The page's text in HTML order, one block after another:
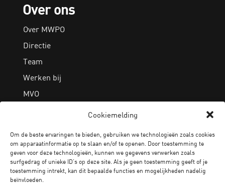
Cookiemelding
Om de beste ervaringen te bieden, gebruiken we technologieën zoals cookies
om apparaatinformatie op te slaan en/of te openen. Door toestemming te
geven voor deze technologieën, kunnen we gegevens verwerken zoals
surfgedrag of unieke ID’s op deze site. Als je geen toestemming geeft of je
toestemming intrekt, kan dit bepaalde functies en mogelijkheden nadelig
beïnvloeden.
Over ons
Over MWPO
Directie
Team
Werken bij
MVO
Algemeen
Contact
Privacy statement
Cookiebeleid